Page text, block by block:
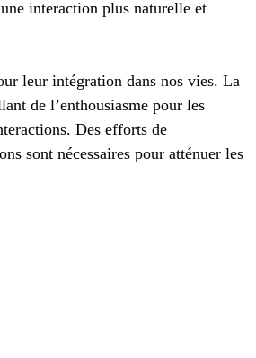
interaction plus naturelle et
leur intégration dans nos vies. La
de l’enthousiasme pour les
Des efforts de
sont nécessaires pour atténuer les